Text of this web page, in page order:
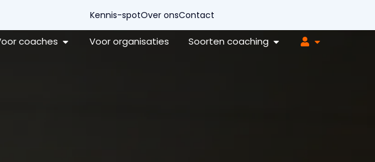
Kennis-spotOver onsContact
coaches Voor organisaties Soorten coaching